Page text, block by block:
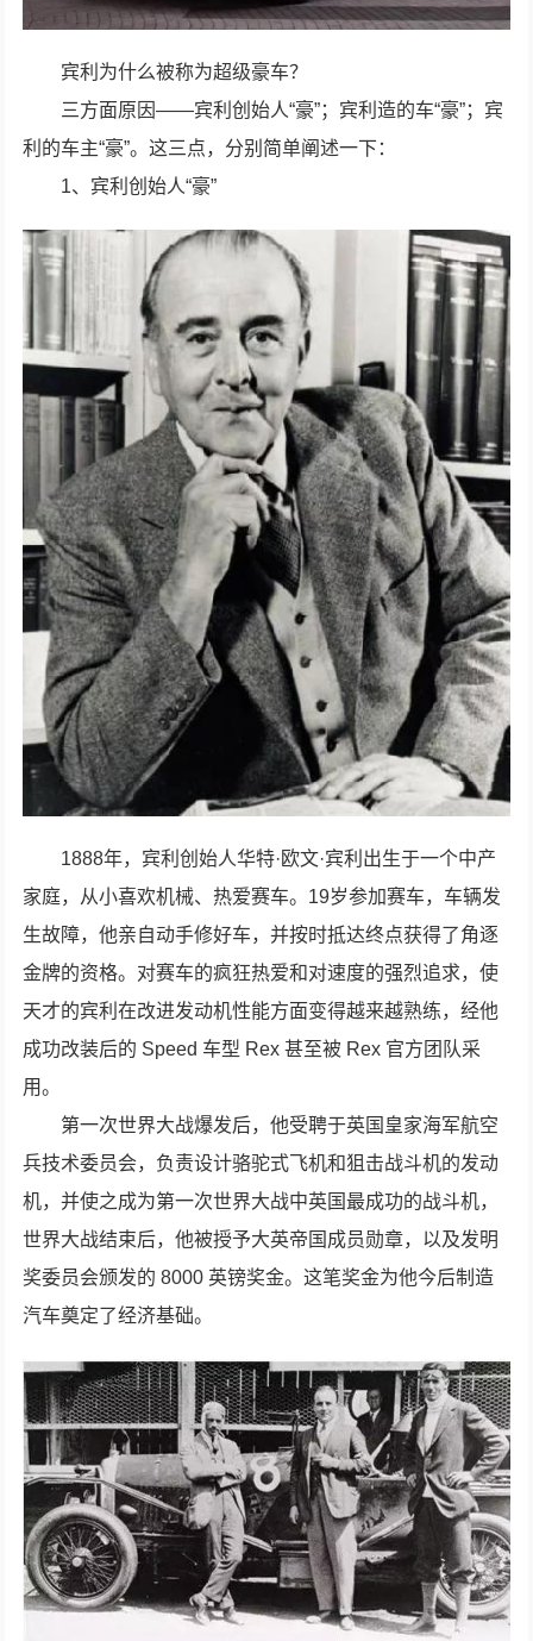
宾利为什么被称为超级豪车？
三方面原因——宾利创始人“豪”；宾利造的车“豪”；宾
利的车主“豪”。这三点，分别简单阐述一下：
1、宾利创始人“豪”
1888年，宾利创始人华特·欧文·宾利出生于一个中产
家庭，从小喜欢机械、热爱赛车。19岁参加赛车，车辆发
生故障，他亲自动手修好车，并按时抵达终点获得了角逐
金牌的资格。对赛车的疯狂热爱和对速度的强烈追求，使
天才的宾利在改进发动机性能方面变得越来越熟练，经他
成功改装后的 Speed 车型 Rex 甚至被 Rex 官方团队采
用。
第一次世界大战爆发后，他受聘于英国皇家海军航空
兵技术委员会，负责设计骆驼式飞机和狙击战斗机的发动
机，并使之成为第一次世界大战中英国最成功的战斗机，
世界大战结束后，他被授予大英帝国成员勋章，以及发明
奖委员会颁发的 8000 英镑奖金。这笔奖金为他今后制造
汽车奠定了经济基础。